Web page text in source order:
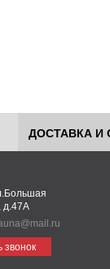
ДОСТАВКА И
д.47А
звонок